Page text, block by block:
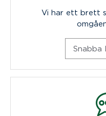
Vi har ett brett
Snabba